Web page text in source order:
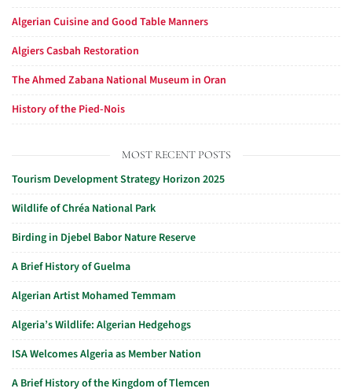
Algerian Cuisine and Good Table Manners
Algiers Casbah Restoration
The Ahmed Zabana National Museum in Oran
History of the Pied-Nois
MOST RECENT POSTS
Tourism Development Strategy Horizon 2025
Wildlife of Chréa National Park
Birding in Djebel Babor Nature Reserve
A Brief History of Guelma
Algerian Artist Mohamed Temmam
Algeria’s Wildlife: Algerian Hedgehogs
ISA Welcomes Algeria as Member Nation
A Brief History of the Kingdom of Tlemcen